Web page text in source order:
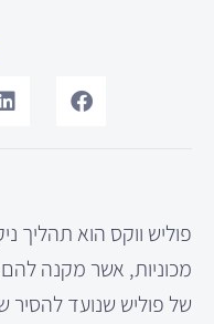
פוליש ווקס הוא תהליך
מכוניות, אשר מקנה
של פוליש שנועד להסיר